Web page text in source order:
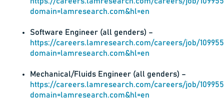
domain=lamresearch.com&hl=en
Software Engineer (all genders) –
https://careers.lamresearch.com/careers/job/
domain=lamresearch.com&hl=en
Mechanical/Fluids Engineer (all genders) –
https://careers.lamresearch.com/careers/job/
domain=lamresearch.com&hl=en